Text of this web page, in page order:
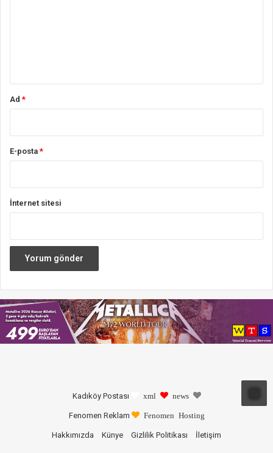
Ad*
E-posta*
İnternet sitesi
Kadıköy Postası xml news
Fenomen Reklam Fenomen Hosting
Hakkımızda Künye Gizlilik Politikası İletişim